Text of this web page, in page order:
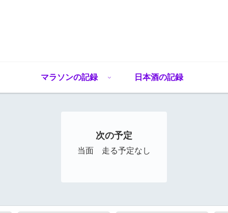
マラソンの記録 日本酒の記録
次の予定
当面 走る予定なし